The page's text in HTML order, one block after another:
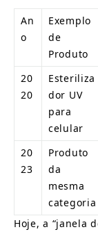
An
o
Exemplo
de
Produto
20
20
Esteriliza
dor UV
para
celular
20
23
Produto
da
mesma
categoria
Hoje, a “janela